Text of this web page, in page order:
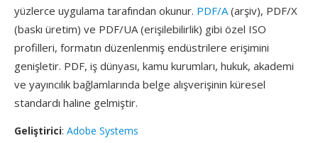
yüzlerce uygulama tarafından okunur. PDF/A(arşiv), PDF/X
(baskı üretim) ve PDF/UA (erişilebilirlik) gibi özel ISO
profilleri, formatın düzenlenmiş endüstrilere erişimini
genişletir. PDF, iş dünyası, kamu kurumları, hukuk, akademi
ve yayıncılık bağlamlarında belge alışverişinin küresel
standardı haline gelmiştir.
Geliştirici: Adobe Systems